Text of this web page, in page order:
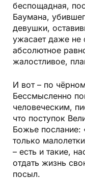
беспощадная,
Баумана,
девушки,
ужасает даже не
абсолютное
жалостливое,
И вот – по
Бессмысленно
человеческим,
что поступок
Божье послание:
только
– есть и такие,
отдать жизнь
посыл.